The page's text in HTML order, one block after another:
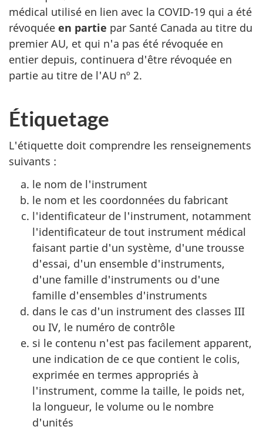
médical utilisé en lien avec la COVID-19 qui a été
révoquée en partie par Santé Canada au titre du
premier AU, et qui n'a pas été révoquée en
entier depuis, continuera d'être révoquée en
partie au titre de l'AU nº 2.
Étiquetage
L'étiquette doit comprendre les renseignements
suivants :
le nom de l'instrument
le nom et les coordonnées du fabricant
l'identificateur de l'instrument, notamment
l'identificateur de tout instrument médical
faisant partie d'un système, d'une trousse
d'essai, d'un ensemble d'instruments,
d'une famille d'instruments ou d'une
famille d'ensembles d'instruments
dans le cas d'un instrument des classes III
ou IV, le numéro de contrôle
si le contenu n'est pas facilement apparent,
une indication de ce que contient le colis,
exprimée en termes appropriés à
l'instrument, comme la taille, le poids net,
la longueur, le volume ou le nombre
d'unités